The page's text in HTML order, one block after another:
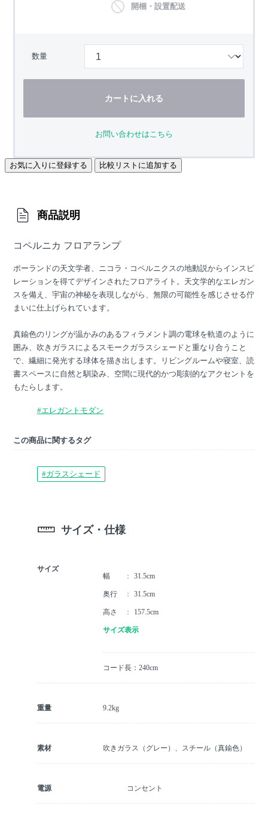
開梱・設置配送
数量
カートに入れる
お問い合わせはこちら
お気に入りに登録する 比較リストに追加する
商品説明
コペルニカ フロアランプ
ポーランドの天文学者、ニコラ・コペルニクスの地動説からインスピ
レーションを得てデザインされたフロアライト。天文学的なエレガン
スを備え、宇宙の神秘を表現しながら、無限の可能性を感じさせる佇
まいに仕上げられています。
真鍮色のリングが温かみのあるフィラメント調の電球を軌道のように
囲み、吹きガラスによるスモークガラスシェードと重なり合うこと
で、繊細に発光する球体を描き出します。リビングルームや寝室、読
書スペースに自然と馴染み、空間に現代的かつ彫刻的なアクセントを
もたらします。
#エレガントモダン
この商品に関するタグ
#ガラスシェード
サイズ・仕様
サイズ
幅
31.5cm
奥行 31.5cm
高さ 157.5cm
サイズ表示
コード長：240cm
重量 9.2kg
素材 吹きガラス（グレー）、スチール（真鍮色）
電源 コンセント